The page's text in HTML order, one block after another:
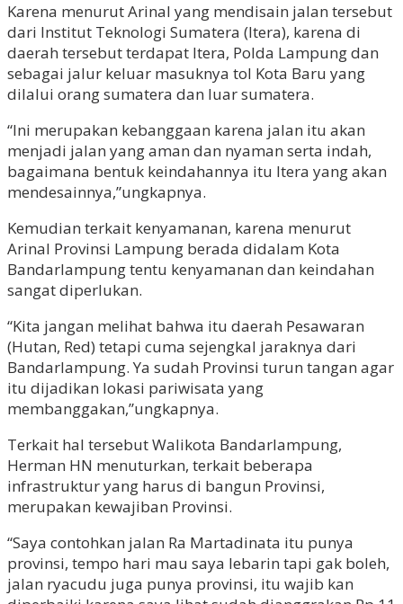
Karena menurut Arinal yang mendisain jalan tersebut
dari Institut Teknologi Sumatera (Itera), karena di
daerah tersebut terdapat Itera, Polda Lampung dan
sebagai jalur keluar masuknya tol Kota Baru yang
dilalui orang sumatera dan luar sumatera.
“Ini merupakan kebanggaan karena jalan itu akan
menjadi jalan yang aman dan nyaman serta indah,
bagaimana bentuk keindahannya itu Itera yang akan
mendesainnya,”ungkapnya.
Kemudian terkait kenyamanan, karena menurut
Arinal Provinsi Lampung berada didalam Kota
Bandarlampung tentu kenyamanan dan keindahan
sangat diperlukan.
“Kita jangan melihat bahwa itu daerah Pesawaran
(Hutan, Red) tetapi cuma sejengkal jaraknya dari
Bandarlampung. Ya sudah Provinsi turun tangan agar
itu dijadikan lokasi pariwisata yang
membanggakan,”ungkapnya.
Terkait hal tersebut Walikota Bandarlampung,
Herman HN menuturkan, terkait beberapa
infrastruktur yang harus di bangun Provinsi,
merupakan kewajiban Provinsi.
“Saya contohkan jalan Ra Martadinata itu punya
provinsi, tempo hari mau saya lebarin tapi gak boleh,
jalan ryacudu juga punya provinsi, itu wajib kan